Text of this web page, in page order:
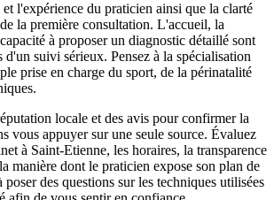
l'expérience du praticien ainsi que la clarté
la première consultation. L'accueil, la
à proposer un diagnostic détaillé sont
d'un suivi sérieux. Pensez à la spécialisation
prise en charge du sport, de la périnatalité
locale et des avis pour confirmer la
vous appuyer sur une seule source. Évaluez
à Saint-Etienne, les horaires, la transparence
manière dont le praticien expose son plan de
poser des questions sur les techniques utilisées